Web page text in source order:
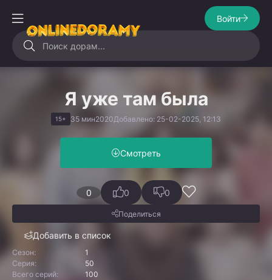
Войти
Я уже там была
15+ 35 мин2020Добавлено: 25-02-2025, 12:13
Смотреть
0
Добавить в список
0 0
Поделиться
Сезон:
1
Серия:
50
Всего серий:
100